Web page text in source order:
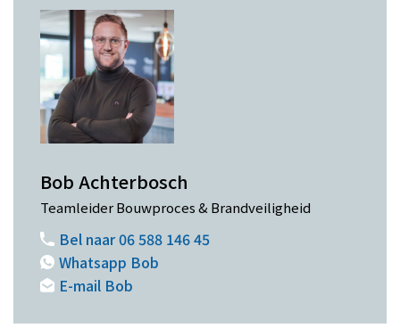
Bob Achterbosch
Teamleider Bouwproces & Brandveiligheid
Bel naar 06 588 146 45
Whatsapp Bob
E-mail Bob